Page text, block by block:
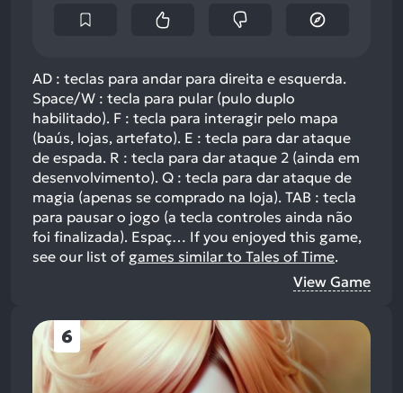
AD : teclas para andar para direita e esquerda.
Space/W : tecla para pular (pulo duplo
habilitado). F : tecla para interagir pelo mapa
(baús, lojas, artefato). E : tecla para dar ataque
de espada. R : tecla para dar ataque 2 (ainda em
desenvolvimento). Q : tecla para dar ataque de
magia (apenas se comprado na loja). TAB : tecla
para pausar o jogo (a tecla controles ainda não
foi finalizada). Espaç… If you enjoyed this game,
see our list of games similar to Tales of Time.
View Game
6